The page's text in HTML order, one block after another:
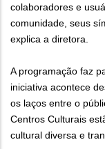
colaboradores e
comunidade, seus
explica a diretora.
A programação faz
iniciativa acontece
os laços entre o
Centros Culturais
cultural diversa e